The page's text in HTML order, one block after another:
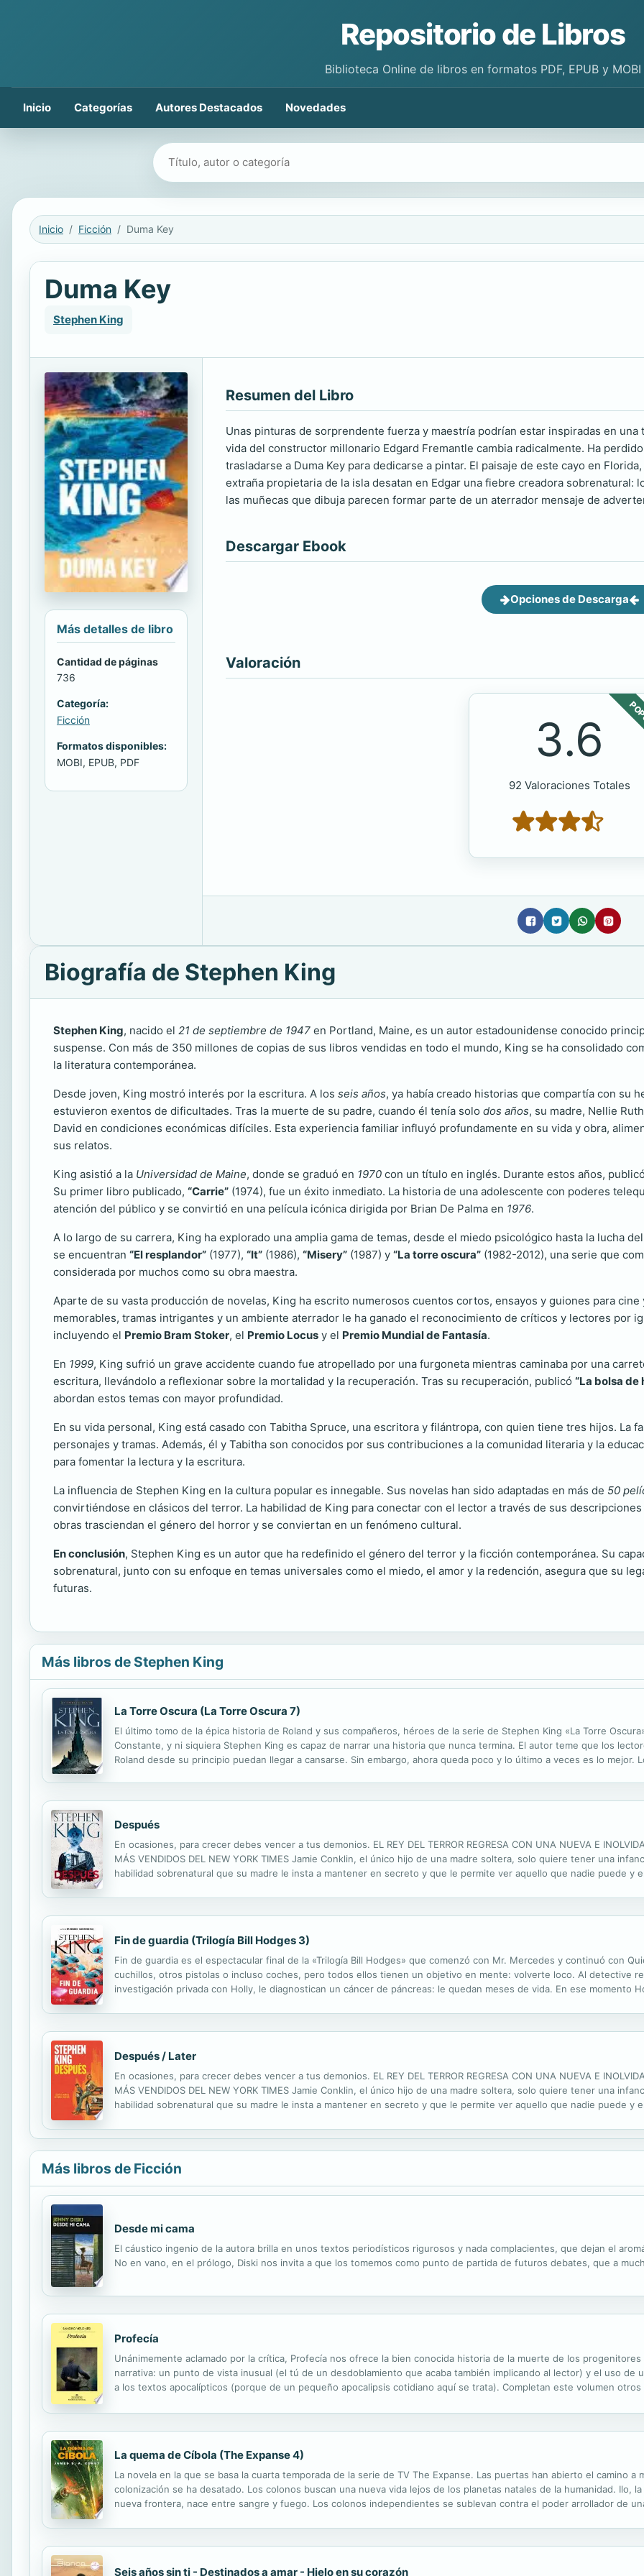
Repositorio de Libros
Biblioteca Online de libros en formatos PDF, EPUB y MOBI
Inicio Categorías Autores Destacados Novedades
Buscar libros
Inicio Ficción Duma Key
Duma Key
Stephen King
Más detalles de libro
Cantidad de páginas
736
Categoría:
Ficción
Formatos disponibles:
MOBI, EPUB, PDF
Resumen del Libro
Unas pinturas de sorprendente fuerza y maestría podrían estar inspiradas en
vida del constructor millonario Edgard Fremantle cambia radicalmente. Ha
trasladarse a Duma Key para dedicarse a pintar. El paisaje de este cayo en
extraña propietaria de la isla desatan en Edgar una fiebre creadora sobrenatural:
las muñecas que dibuja parecen formar parte de un aterrador mensaje de
Descargar Ebook
Opciones de Descarga
Valoración
3.6
92 Valoraciones Totales
Biografía de Stephen King
Stephen King, nacido el 21 de septiembre de 1947 en Portland, Maine, es un autor estadounidense conocido
suspense. Con más de 350 millones de copias de sus libros vendidas en todo el mundo, King se ha consolidado
la literatura contemporánea.
Desde joven, King mostró interés por la escritura. A los seis años, ya había creado historias que compartía con su
estuvieron exentos de dificultades. Tras la muerte de su padre, cuando él tenía solo dos años, su madre, Nellie
David en condiciones económicas difíciles. Esta experiencia familiar influyó profundamente en su vida y obra,
sus relatos.
King asistió a la Universidad de Maine, donde se graduó en 1970 con un título en inglés. Durante estos años,
Su primer libro publicado, “Carrie” (1974), fue un éxito inmediato. La historia de una adolescente con poderes
atención del público y se convirtió en una película icónica dirigida por Brian De Palma en 1976.
A lo largo de su carrera, King ha explorado una amplia gama de temas, desde el miedo psicológico hasta la lucha
se encuentran “El resplandor” (1977), “It” (1986), “Misery” (1987) y “La torre oscura” (1982-2012), una serie que
considerada por muchos como su obra maestra.
Aparte de su vasta producción de novelas, King ha escrito numerosos cuentos cortos, ensayos y guiones para
memorables, tramas intrigantes y un ambiente aterrador le ha ganado el reconocimiento de críticos y lectores por
incluyendo el Premio Bram Stoker, el Premio Locus y el Premio Mundial de Fantasía.
En 1999, King sufrió un grave accidente cuando fue atropellado por una furgoneta mientras caminaba por una
escritura, llevándolo a reflexionar sobre la mortalidad y la recuperación. Tras su recuperación, publicó “La bolsa de
abordan estos temas con mayor profundidad.
En su vida personal, King está casado con Tabitha Spruce, una escritora y filántropa, con quien tiene tres hijos. La
personajes y tramas. Además, él y Tabitha son conocidos por sus contribuciones a la comunidad literaria y la
para fomentar la lectura y la escritura.
La influencia de Stephen King en la cultura popular es innegable. Sus novelas han sido adaptadas en más de 50
convirtiéndose en clásicos del terror. La habilidad de King para conectar con el lector a través de sus
obras trasciendan el género del horror y se conviertan en un fenómeno cultural.
En conclusión, Stephen King es un autor que ha redefinido el género del terror y la ficción contemporánea. Su
sobrenatural, junto con su enfoque en temas universales como el miedo, el amor y la redención, asegura que su
futuras.
Más libros de Stephen King
La Torre Oscura (La Torre Oscura 7)
El último tomo de la épica historia de Roland y sus compañeros, héroes de la serie de Stephen King «La Torre
Constante, y ni siquiera Stephen King es capaz de narrar una historia que nunca termina. El autor teme que los
Roland desde su principio puedan llegar a cansarse. Sin embargo, ahora queda poco y lo último a veces es lo mejor.
Después
En ocasiones, para crecer debes vencer a tus demonios. EL REY DEL TERROR REGRESA CON UNA NUEVA E
MÁS VENDIDOS DEL NEW YORK TIMES Jamie Conklin, el único hijo de una madre soltera, solo quiere tener una
habilidad sobrenatural que su madre le insta a mantener en secreto y que le permite ver aquello que nadie puede y
Fin de guardia (Trilogía Bill Hodges 3)
Fin de guardia es el espectacular final de la «Trilogía Bill Hodges» que comenzó con Mr. Mercedes y continuó con
cuchillos, otros pistolas o incluso coches, pero todos ellos tienen un objetivo en mente: volverte loco. Al detective
investigación privada con Holly, le diagnostican un cáncer de páncreas: le quedan meses de vida. En ese momento
Después / Later
En ocasiones, para crecer debes vencer a tus demonios. EL REY DEL TERROR REGRESA CON UNA NUEVA E
MÁS VENDIDOS DEL NEW YORK TIMES Jamie Conklin, el único hijo de una madre soltera, solo quiere tener una
habilidad sobrenatural que su madre le insta a mantener en secreto y que le permite ver aquello que nadie puede y
Más libros de Ficción
Desde mi cama
El cáustico ingenio de la autora brilla en unos textos periodísticos rigurosos y nada complacientes, que dejan el
No en vano, en el prólogo, Diski nos invita a que los tomemos como punto de partida de futuros debates, que a
Profecía
Unánimemente aclamado por la crítica, Profecía nos ofrece la bien conocida historia de la muerte de los
narrativa: un punto de vista inusual (el tú de un desdoblamiento que acaba también implicando al lector) y el uso
a los textos apocalípticos (porque de un pequeño apocalipsis cotidiano aquí se trata). Completan este volumen
La quema de Cíbola (The Expanse 4)
La novela en la que se basa la cuarta temporada de la serie de TV The Expanse. Las puertas han abierto el camino
colonización se ha desatado. Los colonos buscan una nueva vida lejos de los planetas natales de la humanidad. Ilo,
nueva frontera, nace entre sangre y fuego. Los colonos independientes se sublevan contra el poder arrollador de
Seis años sin ti - Destinados a amar - Hielo en su corazón